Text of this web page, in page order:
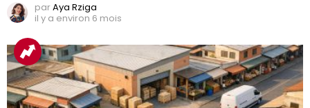
parAya Rziga
il y a environ 6 mois